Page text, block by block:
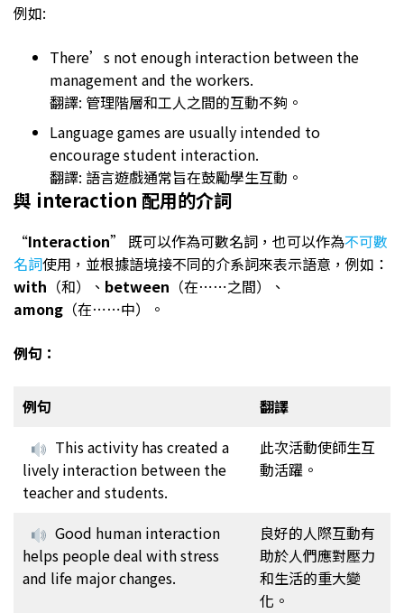
例如:
There’s not enough interaction between the
management and the workers.
翻譯: 管理階層和工人之間的互動不夠。
Language games are usually intended to
encourage student interaction.
翻譯: 語言遊戲通常旨在鼓勵學生互動。
與 interaction 配用的介詞
“Interaction” 既可以作為可數名詞，也可以作為不可數
名詞使用，並根據語境接不同的介系詞來表示語意，例如：
with （和）、 between （在⋯⋯之間）、
among （在⋯⋯中）。
例句：
例句
翻譯
This activity has created a
lively interaction between the
teacher and students.
此次活動使師生互
動活躍。
Good human interaction
helps people deal with stress
and life major changes.
良好的人際互動有
助於人們應對壓力
和生活的重大變
化。